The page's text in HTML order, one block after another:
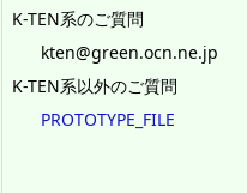
K-TEN系のご質問
kten@green.ocn.ne.jp
K-TEN系以外のご質問
PROTOTYPE_FILE